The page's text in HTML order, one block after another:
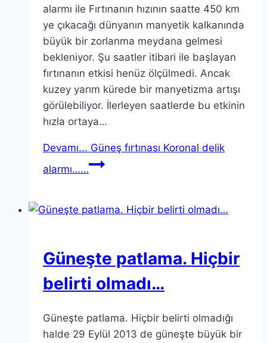
alarmı ile Fırtınanın hızının saatte 450 km
ye çıkacağı dünyanın manyetik kalkanında
büyük bir zorlanma meydana gelmesi
bekleniyor. Şu saatler itibari ile başlayan
fırtınanın etkisi henüz ölçülmedi. Ancak
kuzey yarım kürede bir manyetizma artışı
görülebiliyor. İlerleyen saatlerde bu etkinin
hızla ortaya…
Devamı... Güneş fırtınası Koronal delik
alarmı……
Güneşte patlama. Hiçbir
belirti olmadı…
Güneşte patlama. Hiçbir belirti olmadığı
halde 29 Eylül 2013 de güneşte büyük bir